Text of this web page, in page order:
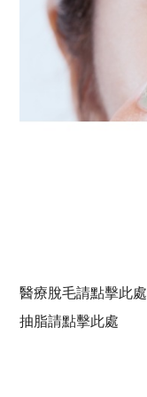
醫療脫毛請點擊此處
抽脂請點擊此處